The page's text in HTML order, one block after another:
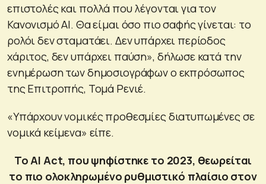
επιστολές και πολλά που λέγονται για τον
Κανονισμό ΑΙ. Θα είμαι όσο πιο σαφής γίνεται: το
ρολόι δεν σταματάει. Δεν υπάρχει περίοδος
χάριτος, δεν υπάρχει παύση», δήλωσε κατά την
ενημέρωση των δημοσιογράφων ο εκπρόσωπος
της Επιτροπής, Τομά Ρενιέ.
«Υπάρχουν νομικές προθεσμίες διατυπωμένες σε
νομικά κείμενα» είπε.
Το AI Act, που ψηφίστηκε το 2023, θεωρείται
το πιο ολοκληρωμένο ρυθμιστικό πλαίσιο στον